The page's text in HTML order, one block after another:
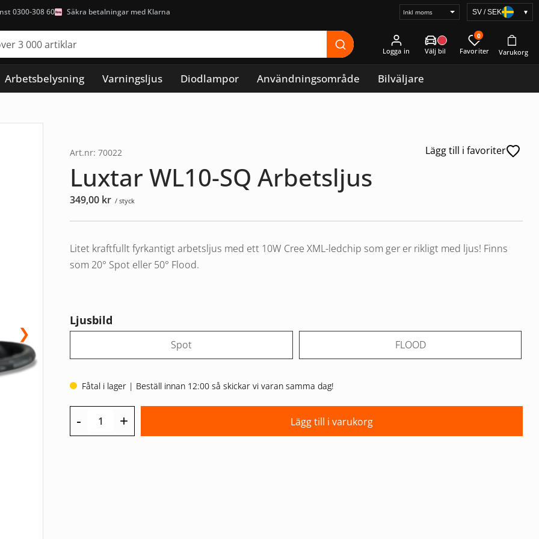
0300-308 60 Säkra betalningar med Klarna
Välj
SV / SEK ▾
Logga in
0
Arbetsbelysning Varningsljus Diodlampor Användningsområde Bilväljare
❯
Lägg till i favoriter
Art.nr: 70022
Luxtar WL10-SQ Arbetsljus
349,00 kr / styck
Litet kraftfullt fyrkantigt arbetsljus med ett 10W Cree XML-ledchip som ger er rikligt med ljus! Finns
som 20° Spot eller 50° Flood.
Ljusbild
Spot FLOOD
Fåtal i lager | Beställ innan 12:00 så skickar vi varan samma dag!
- + Lägg till i varukorg